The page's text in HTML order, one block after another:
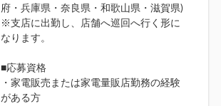
府・兵庫県・奈良県・和歌山県・滋賀県)
※支店に出勤し、店舗へ巡回へ行く形に
なります。
■応募資格
・家電販売または家電量販店勤務の経験
がある方